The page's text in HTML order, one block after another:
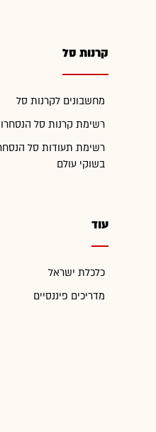
קרנות סל
מחשבונים לקרנות סל
רשימת קרנות סל
רשימת תעודות סל
בשוקי עולם
עוד
כלכלת ישראל
מדריכים פיננסיים